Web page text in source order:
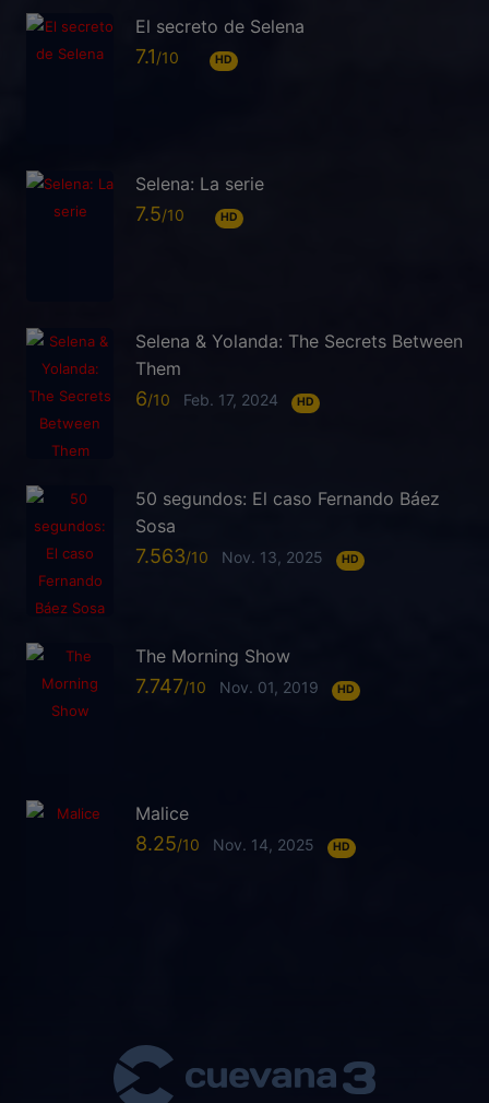
El secreto de Selena
7.1 HD
Selena: La serie
7.5 HD
Selena & Yolanda: The Secrets Between
Them
6 Feb. 17, 2024 HD
50 segundos: El caso Fernando Báez
Sosa
7.563 Nov. 13, 2025 HD
The Morning Show
7.747 Nov. 01, 2019 HD
Malice
8.25 Nov. 14, 2025 HD